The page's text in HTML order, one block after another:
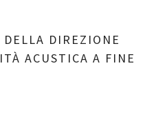
DIREZIONE
ACUSTICA A FINE